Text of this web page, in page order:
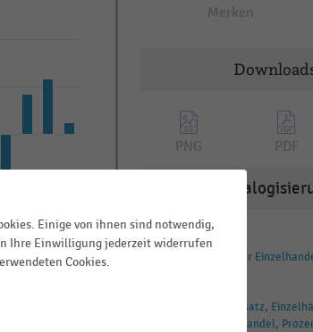
Merken
PNG PDF
BRANCHEN
Deutschsprachiger
Einzelhandelsumsatz
Handel
Einige von ihnen sind notwendig,
Ihre Einwilligung jederzeit widerrufen
Cookies.